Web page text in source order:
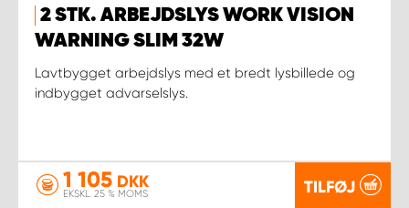
2 STK. ARBEJDSLYS WORK VISION
WARNING SLIM 32W
Lavtbygget arbejdslys med et bredt lysbillede og
indbygget advarselslys.
1 105 DKK
EKSKL. 25 % MOMS TILFØJ